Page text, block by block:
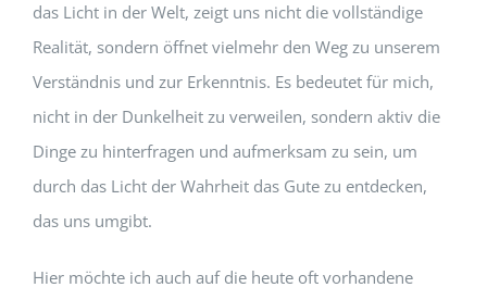
das Licht in der Welt, zeigt uns nicht die vollständige
Realität, sondern öffnet vielmehr den Weg zu unserem
Verständnis und zur Erkenntnis. Es bedeutet für mich,
nicht in der Dunkelheit zu verweilen, sondern aktiv die
Dinge zu hinterfragen und aufmerksam zu sein, um
durch das Licht der Wahrheit das Gute zu entdecken,
das uns umgibt.
Hier möchte ich auch auf die heute oft vorhandene